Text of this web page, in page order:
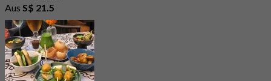
Aus S$ 21.5